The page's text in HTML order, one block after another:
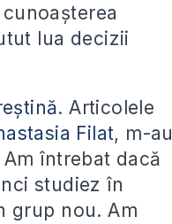
lua decizii
. Articolele
Filat, m-au
întrebat dacă
studiez în
grup nou. Am